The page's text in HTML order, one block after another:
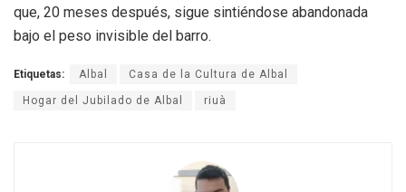
que, 20 meses después, sigue sintiéndose abandonada
bajo el peso invisible del barro.
Etiquetas: Albal Casa de la Cultura de Albal
Hogar del Jubilado de Albal riuà